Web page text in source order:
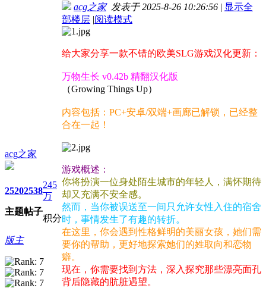
acg之家
2520
主题
2538
帖子
245
万
积分
版主
acg之家发表于 2025-8-26 10:26:56 | 显示全
部楼层 |阅读模式
给大家分享一款不错的欧美SLG游戏汉化更新：
万物生长 v0.42b 精翻汉化版
（Growing Things Up）
内容包括：PC+安卓/双端+画廊已解锁，已经整
合在一起！
游戏概述：
你将扮演一位身处陌生城市的年轻人，满怀期待
却又充满不安全感。
然而，当你被误送至一间只允许女性入住的宿舍
时，事情发生了有趣的转折。
在这里，你会遇到性格鲜明的美丽女孩，她们需
要你的帮助，更好地探索她们的姓取向和恋物
癖。
现在，你需要找到方法，深入探究那些漂亮面孔
背后隐藏的肮脏遇望。